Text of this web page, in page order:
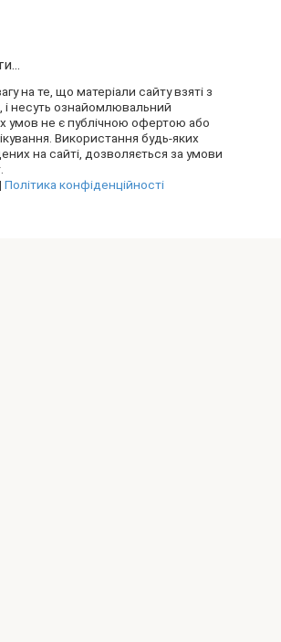
на те, що матеріали сайту взяті з
несуть ознайомлювальний
умов не є публічною офертою або
Використання будь-яких
на сайті, дозволяється за умови
| Політика конфіденційності